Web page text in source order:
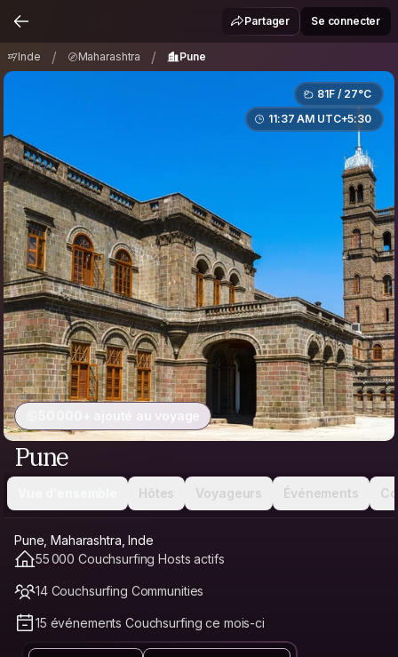
PunePartager Se connecter
Inde / Maharashtra / Pune
81F / 27°C
11:37 AM UTC+5:30
50 000+ ajouté au voyage
Pune
Hôtes Voyageurs Événements
Pune, Maharashtra, Inde
55 000 Couchsurfing Hosts actifs
14 Couchsurfing Communities
15 événements Couchsurfing ce mois-ci